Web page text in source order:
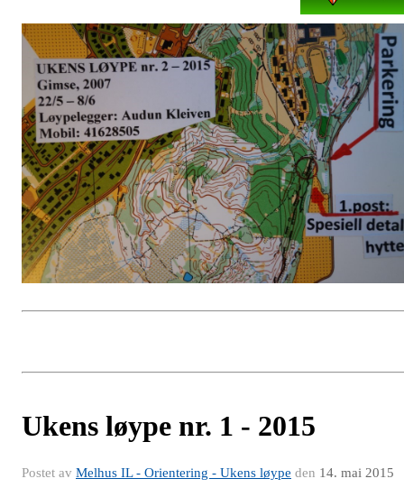
Ukens løype nr. 1 - 2015
Postet av Melhus IL - Orientering - Ukens løype den 14. mai 2015